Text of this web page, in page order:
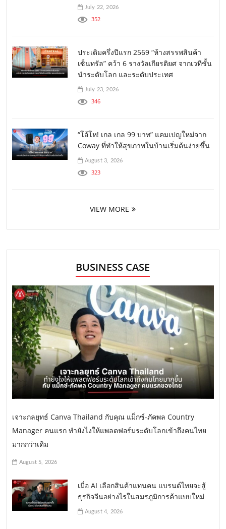
July 22, 2026
352
ประเดิมครึ่งปีแรก 2569 “ห้างสรรพสินค้า
เซ็นทรัล” คว้า 6 รางวัลเกียรติยศ จากเวทีชั้น
นำระดับโลก และระดับประเทศ
July 23, 2026
346
“โอ้โห! เกล เกล 99 บาท” แคมเปญใหม่จาก
Coway ที่ทำให้สุขภาพในบ้านเริ่มต้นง่ายขึ้น
August 3, 2026
323
VIEW MORE
BUSINESS CASE
เจาะกลยุทธ์ Canva Thailand กับคุณ แม็กซ์-ภัคพล Country
Manager คนแรก ทำยังไงให้แพลตฟอร์มระดับโลกเข้าถึงคนไทย
มากกว่าเดิม
August 5, 2026
เมื่อ AI เลือกสินค้าแทนคน แบรนด์ไทยจะสู้
ธุรกิจจีนอย่างไรในสมรภูมิการค้าแบบใหม่
August 4, 2026